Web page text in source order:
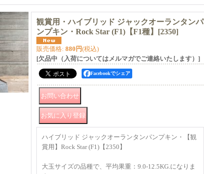
観賞用・ハイブリッド ジャックオーランタンパ
ンプキン・Rock Star (F1)【F1種】 [2350]
販売価格: 880円(税込)
[欠品中（入荷についてはメルマガでご連絡いたします）]
Facebookでシェア
ハイブリッド ジャックオーランタンパンプキン・【観
賞用】Rock Star (F1)【2350】
大玉サイズの品種で、平均果重：9.0-12.5KG.になりま